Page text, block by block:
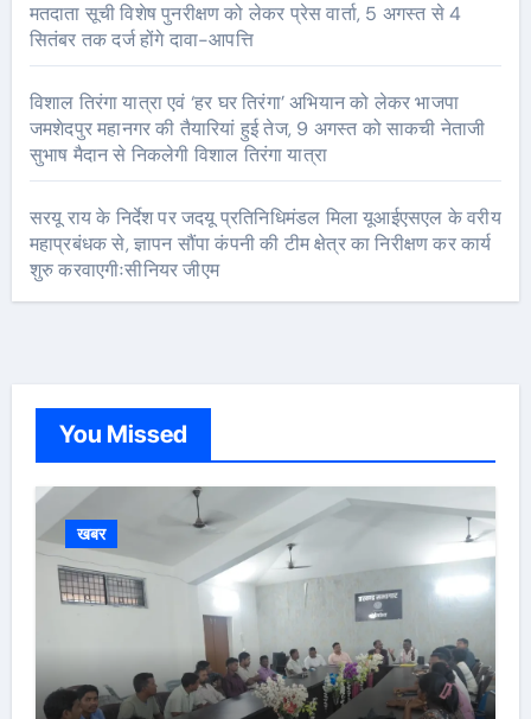
मतदाता सूची विशेष पुनरीक्षण को लेकर प्रेस वार्ता, 5 अगस्त से 4
सितंबर तक दर्ज होंगे दावा-आपत्ति
विशाल तिरंगा यात्रा एवं ‘हर घर तिरंगा’ अभियान को लेकर भाजपा
जमशेदपुर महानगर की तैयारियां हुई तेज, 9 अगस्त को साकची नेताजी
सुभाष मैदान से निकलेगी विशाल तिरंगा यात्रा
सरयू राय के निर्देश पर जदयू प्रतिनिधिमंडल मिला यूआईएसएल के वरीय
महाप्रबंधक से, ज्ञापन सौंपा कंपनी की टीम क्षेत्र का निरीक्षण कर कार्य
शुरु करवाएगीःसीनियर जीएम
You Missed
खबर